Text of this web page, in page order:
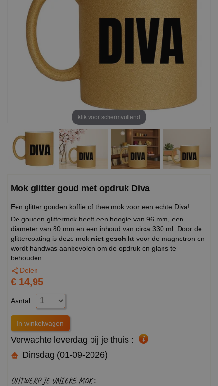
klik voor schermvullend
Mok glitter goud met opdruk Diva
Een glitter gouden koffie of thee mok voor een echte Diva!
De gouden glittermok heeft een hoogte van 96 mm, een
diameter van 80 mm en een inhoud van circa 330 ml. Door de
glittercoating is deze mok niet geschikt voor de magnetron en
wordt handwas aanbevolen om de opdruk en glans te
behouden.
Delen
€ 14,95
Aantal :
Verwachte leverdag bij je thuis :
Dinsdag (01-09-2026)
ONTWERP JE UNIEKE MOK :